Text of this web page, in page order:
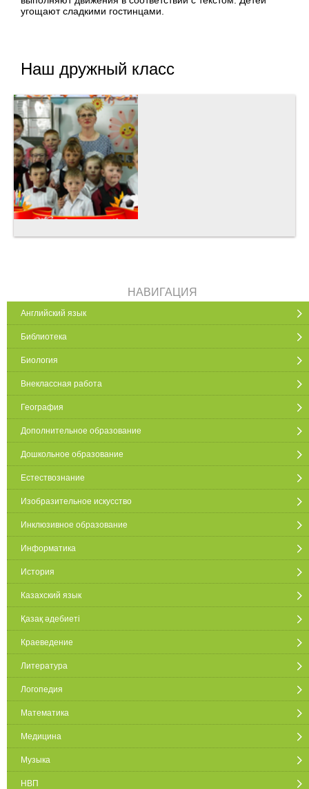
угощают сладкими гостинцами.
Наш дружный класс
НАВИГАЦИЯ
Английский язык
Библиотека
Биология
Внеклассная работа
География
Дополнительное образование
Дошкольное образование
Естествознание
Изобразительное искусство
Инклюзивное образование
Информатика
История
Казахский язык
Қазақ әдебиеті
Краеведение
Литература
Логопедия
Математика
Медицина
Музыка
НВП